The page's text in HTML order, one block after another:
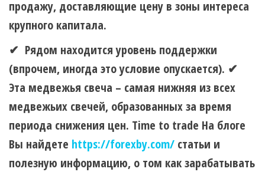
продажу, доставляющие цену в зоны интереса
крупного капитала.
✔ Рядом находится уровень поддержки
(впрочем, иногда это условие опускается). ✔
Эта медвежья свеча – самая нижняя из всех
медвежьих свечей, образованных за время
периода снижения цен. Time to trade На блоге
Вы найдете https://forexby.com/ статьи и
полезную информацию, о том как зарабатывать